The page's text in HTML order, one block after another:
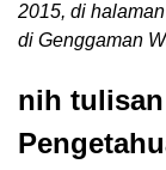
2015, di
di Genggaman
nih